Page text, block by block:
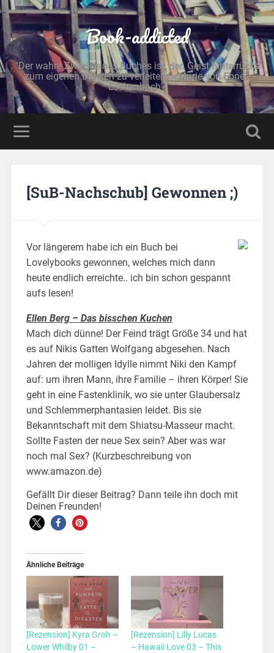
Book-addicted
"Der wahre Zweck eines Buches ist, den Geist hinterrücks
zum eigenen Denken zu verleiten." - Marie von Ebner-
Eschenbach -
[SuB-Nachschub] Gewonnen ;)
Vor längerem habe ich ein Buch bei
Lovelybooks gewonnen, welches mich dann
heute endlich erreichte.. ich bin schon gespannt
aufs lesen!
Ellen Berg – Das bisschen Kuchen
Mach dich dünne! Der Feind trägt Größe 34 und hat
es auf Nikis Gatten Wolfgang abgesehen. Nach
Jahren der molligen Idylle nimmt Niki den Kampf
auf: um ihren Mann, ihre Familie – ihren Körper! Sie
geht in eine Fastenklinik, wo sie unter Glaubersalz
und Schlemmerphantasien leidet. Bis sie
Bekanntschaft mit dem Shiatsu-Masseur macht.
Sollte Fasten der neue Sex sein? Aber was war
noch mal Sex? (Kurzbeschreibung von
www.amazon.de)
Gefällt Dir dieser Beitrag? Dann teile ihn doch mit
Deinen Freunden!
Ähnliche Beiträge
[Rezension] Kyra Groh –
Lower Whilby 01 –
[Rezension] Lilly Lucas
– Hawaii Love 03 – This